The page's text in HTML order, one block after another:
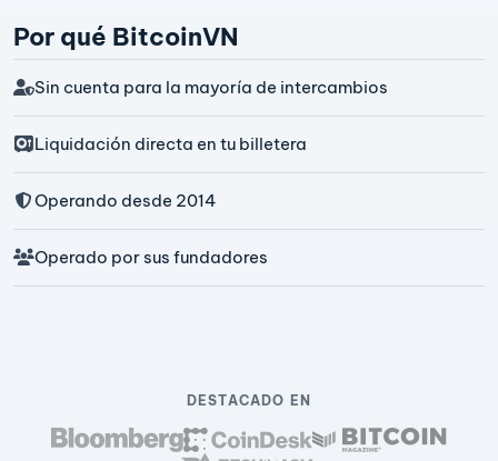
Por qué BitcoinVN
Sin cuenta para la mayoría de intercambios
Liquidación directa en tu billetera
Operando desde 2014
Operado por sus fundadores
DESTACADO EN